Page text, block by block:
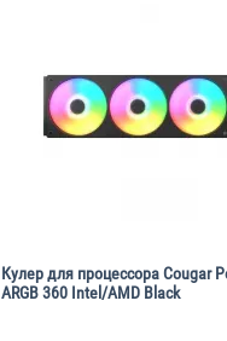
Кулер для процессора Cougar
ARGB 360 Intel/AMD Black